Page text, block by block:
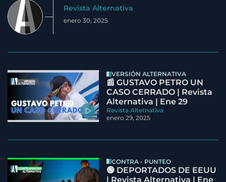
Revista Alternativa
enero 30, 2025
VERSIÓN ALTERNATIVA
📰 GUSTAVO PETRO UN
CASO CERRADO | Revista
Alternativa | Ene 29
Revista Alternativa
enero 29, 2025
CONTRA - PUNTEO
🟢 DEPORTADOS DE EEUU
| Revista Alternativa | Ene